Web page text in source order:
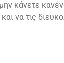
κάνετε
να τις